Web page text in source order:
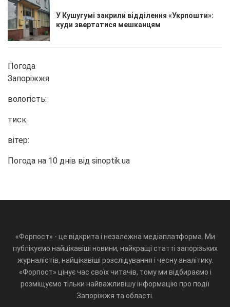
У Кушугумі закрили відділення «Укрпошти»:
куди звертатися мешканцям
Погода
Запоріжжя
вологість:
тиск:
вітер:
Погода на 10 днів від sinoptik.ua
«Форпост» - це відкрита і незалежна медіаплатформа. Ми
публікуємо найцікавіші новини, найкращі статті запорізьких
журналістів, найцікавіші розслідування і чесну аналітику.
«Форпост» цінує час своїх читачів, тому ми відбираємо і
розміщуємо тільки найважливішу інформацію про події
Запоріжжя та області.